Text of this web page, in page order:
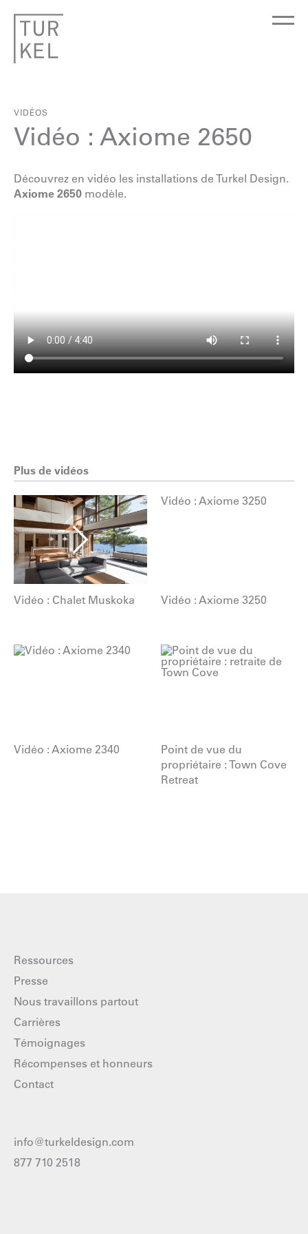
VIDÉOS
Vidéo : Axiome 2650
Découvrez en vidéo les installations de Turkel Design.
Axiome 2650 modèle.
Plus de vidéos
Vidéo : Chalet Muskoka Vidéo : Axiome 3250
Vidéo : Axiome 2340
Point de vue du
propriétaire : Town Cove
Retreat
Ressources
Presse
Nous travaillons partout
Carrières
Témoignages
Récompenses et honneurs
Contact
info@turkeldesign.com
877 710 2518